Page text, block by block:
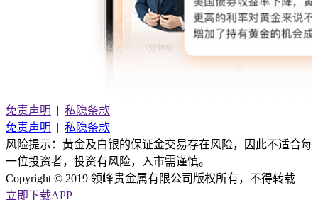
免责声明 | 私隐条款
免责声明
| 私隐条款
风险提示：黄金及白银的保证金交易存在风险，因此不适合每
一位投资者，投资有风险，入市需谨慎。
Copyright © 2019 领峰贵金属有限公司版权所有，不得转载
立即下载APP